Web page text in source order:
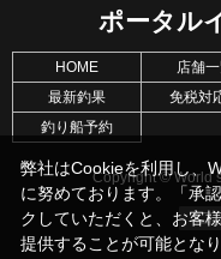
ポータル
HOME 店舗
最新釣果
免税対
釣り船予約
Copyright © World
弊社はCookieを利用し、
に努めております。「承
クしていただくと、お客
提供することが可能とな